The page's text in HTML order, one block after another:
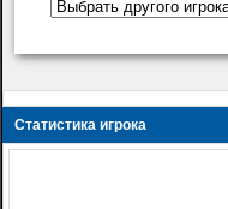
Статистика игрока